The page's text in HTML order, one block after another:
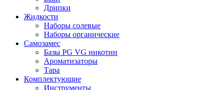
Дрипки
Жидкости
Наборы солевые
Наборы органические
Самозамес
Базы PG VG никотин
Ароматизаторы
Тара
Комплектующие
Инструменты